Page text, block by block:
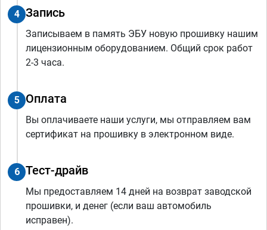
4 Запись
Записываем в память ЭБУ новую прошивку нашим
лицензионным оборудованием. Общий срок работ
2-3 часа.
5 Оплата
Вы оплачиваете наши услуги, мы отправляем вам
сертификат на прошивку в электронном виде.
6 Тест-драйв
Мы предоставляем 14 дней на возврат заводской
прошивки, и денег (если ваш автомобиль
исправен).